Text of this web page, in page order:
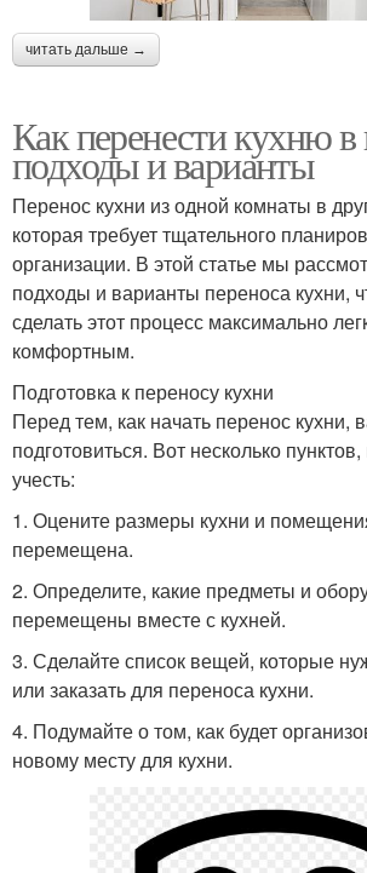
читать дальше →
Как перенести кухню в
подходы и варианты
Перенос кухни из одной комнаты в
которая требует тщательного
организации. В этой статье мы
подходы и варианты переноса кухни,
сделать этот процесс максимально
комфортным.
Подготовка к переносу кухни
Перед тем, как начать перенос кухни,
подготовиться. Вот несколько
учесть:
1. Оцените размеры кухни и
перемещена.
2. Определите, какие предметы и
перемещены вместе с кухней.
3. Сделайте список вещей, которые
или заказать для переноса кухни.
4. Подумайте о том, как будет
новому месту для кухни.